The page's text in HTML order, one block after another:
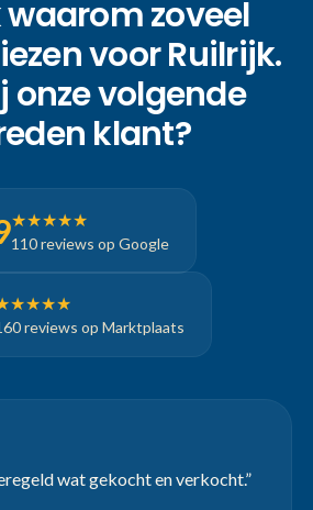
zoveel
voor Ruilrijk.
onze volgende
klant?
★★★★★
110 reviews op Google
reviews op Marktplaats
wat gekocht en verkocht.”